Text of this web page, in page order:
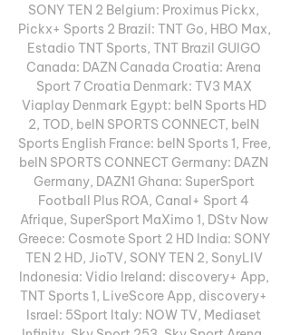
SONY TEN 2 Belgium: Proximus Pickx,
Pickx+ Sports 2 Brazil: TNT Go, HBO Max,
Estadio TNT Sports, TNT Brazil GUIGO
Canada: DAZN Canada Croatia: Arena
Sport 7 Croatia Denmark: TV3 MAX
Viaplay Denmark Egypt: beIN Sports HD
2, TOD, beIN SPORTS CONNECT, beIN
Sports English France: beIN Sports 1, Free,
beIN SPORTS CONNECT Germany: DAZN
Germany, DAZN1 Ghana: SuperSport
Football Plus ROA, Canal+ Sport 4
Afrique, SuperSport MaXimo 1, DStv Now
Greece: Cosmote Sport 2 HD India: SONY
TEN 2 HD, JioTV, SONY TEN 2, SonyLIV
Indonesia: Vidio Ireland: discovery+ App,
TNT Sports 1, LiveScore App, discovery+
Israel: 5Sport Italy: NOW TV, Mediaset